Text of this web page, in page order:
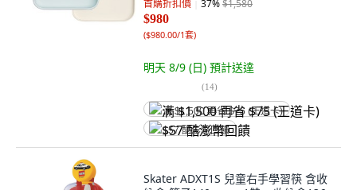
首購折扣價 37%$1,580
$980
($980.00/1套)
明天 8/9 (日) 預計送達
(14)
满 $1,500 再省 $75 (王道卡)
$57 酷澎幣回饋
Skater ADXT1S 兒童右手學習筷 含收